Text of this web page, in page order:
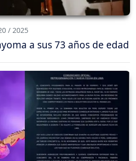
/ 2025
a sus 73 años de edad